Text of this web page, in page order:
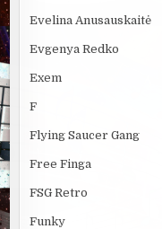
Evelina Anusauskaitė
Evgenya Redko
Exem
F
Flying Saucer Gang
Free Finga
FSG Retro
Funky